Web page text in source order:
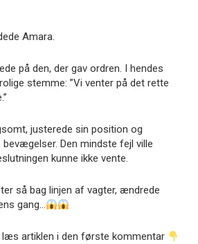
Amara.
på den, der gav ordren. I hendes
stemme: ”Vi venter på det rette
justerede sin position og
Den mindste fejl ville
kunne ikke vente.
så bag linjen af vagter, ændrede
gang…
artiklen i den første kommentar